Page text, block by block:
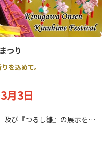
つり
を込めて。
月3日
及び『つるし雛』の展示を行